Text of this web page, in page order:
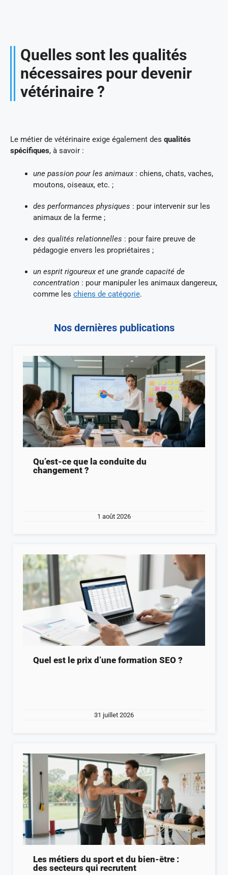
Quelles sont les qualités
nécessaires pour devenir
vétérinaire ?
Le métier de vétérinaire exige également des qualités
spécifiques, à savoir :
une passion pour les animaux: chiens, chats, vaches,
moutons, oiseaux, etc. ;
des performances physiques : pour intervenir sur les
animaux de la ferme ;
des qualités relationnelles : pour faire preuve de
pédagogie envers les propriétaires ;
un esprit rigoureux et une grande capacité de
concentration : pour manipuler les animaux dangereux,
comme les chiens de catégorie.
Nos dernières publications
Qu’est-ce que la conduite du
changement ?
1 août 2026
Quel est le prix d’une formation SEO ?
31 juillet 2026
Les métiers du sport et du bien-être :
des secteurs qui recrutent